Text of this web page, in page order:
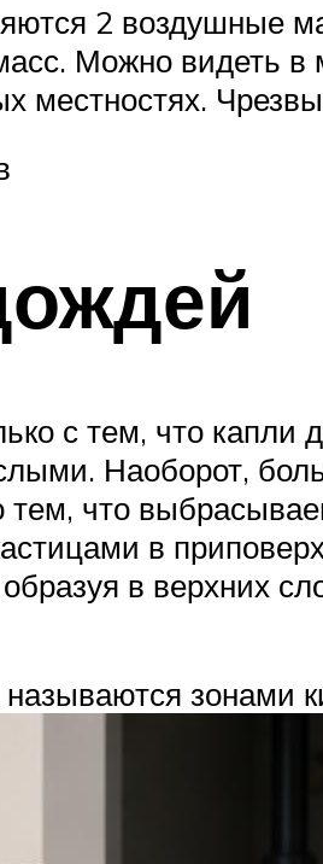
2 воздушные
Можно видеть в
местностях.
с тем, что капли
Наоборот,
тем, что
в
в верхних
зонами